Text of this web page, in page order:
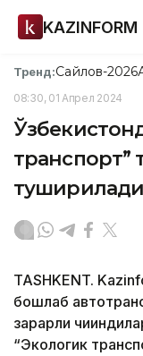
KAZINFORM
Тренд:Сайлов-2026
08:30, 01 Апрел 2024
транспорт”
туширилади
TASHKENT.
бошлаб
зарарли
“Экологик